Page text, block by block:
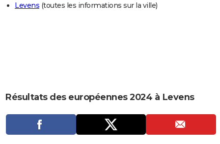
CARTE DE VOEUX
Carte de Noël
Carte Bonne année
Carte Saint-Valentin
Carte Pâques
Carte d'anniversaire
DICTIONNAIRE
Dictionnaire
Biographies
Citations
Expressions
Proverbes
PROGRAMME TV
Levens (toutes les informations sur la ville)
Résultats des européennes 2024 à Levens